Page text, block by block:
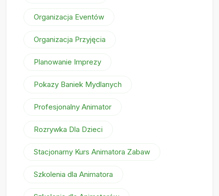
Organizacja Eventów
Organizacja Przyjęcia
Planowanie Imprezy
Pokazy Baniek Mydlanych
Profesjonalny Animator
Rozrywka Dla Dzieci
Stacjonarny Kurs Animatora Zabaw
Szkolenia dla Animatora